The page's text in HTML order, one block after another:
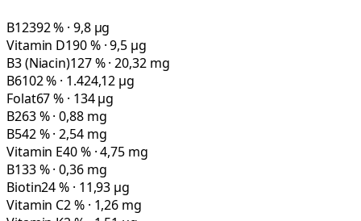
B12392 % · 9,8 µg
Vitamin D190 % · 9,5 µg
B3 (Niacin)127 % · 20,32 mg
B6102 % · 1.424,12 µg
Folat67 % · 134 µg
B263 % · 0,88 mg
B542 % · 2,54 mg
Vitamin E40 % · 4,75 mg
B133 % · 0,36 mg
Biotin24 % · 11,93 µg
Vitamin C2 % · 1,26 mg